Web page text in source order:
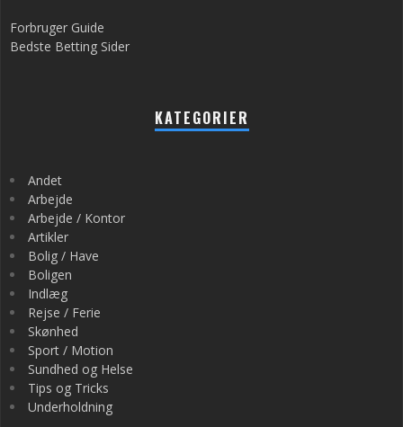
Forbruger Guide
Bedste Betting Sider
KATEGORIER
Andet
Arbejde
Arbejde / Kontor
Artikler
Bolig / Have
Boligen
Indlæg
Rejse / Ferie
Skønhed
Sport / Motion
Sundhed og Helse
Tips og Tricks
Underholdning